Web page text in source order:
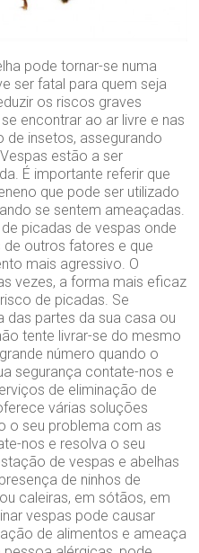
pode tornar-se numa
ser fatal para quem seja
os riscos graves
encontrar ao ar livre e nas
insetos, assegurando
estão a ser
É importante referir que
que pode ser utilizado
se sentem ameaçadas.
picadas de vespas onde
outros fatores e que
mais agressivo. O
vezes, a forma mais eficaz
de picadas. Se
das partes da sua casa ou
tente livrar-se do mesmo
número quando o
segurança contate-nos e
de eliminação de
várias soluções
o seu problema com as
nos e resolva o seu
de vespas e abelhas
de ninhos de
caleiras, em sótãos, em
vespas pode causar
de alimentos e ameaça